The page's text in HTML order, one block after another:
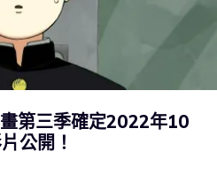
第三季確定2022年10
公開！